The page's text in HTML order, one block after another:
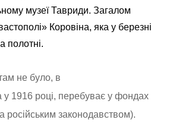
музеї Тавриди. Загалом
Коровіна, яка у березні
полотні.
не було, в
у 1916 році, перебуває у фондах
російським законодавством).